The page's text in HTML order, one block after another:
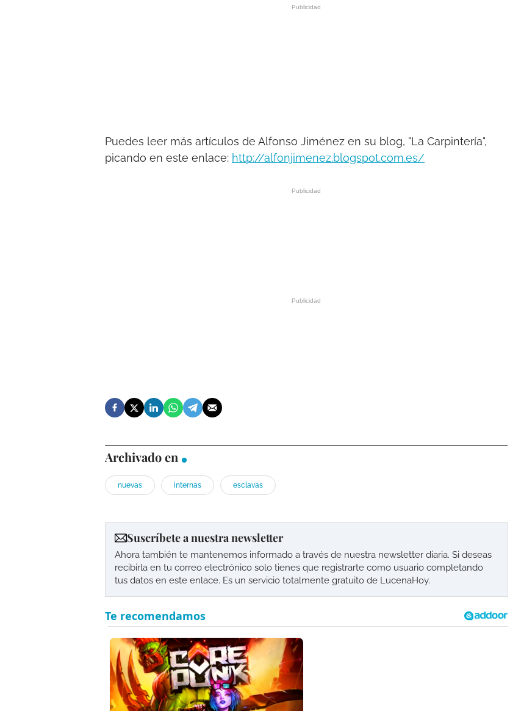
Puedes leer más artículos de Alfonso Jiménez en su blog, "La Carpintería",
picando en este enlace: http://alfonjimenez.blogspot.com.es/
Archivado en
nuevas internas esclavas
Suscríbete a nuestra newsletter
Ahora también te mantenemos informado a través de nuestra newsletter diaria. Si deseas
recibirla en tu correo electrónico solo tienes que registrarte como usuario completando
tus datos en este enlace. Es un servicio totalmente gratuito de LucenaHoy.